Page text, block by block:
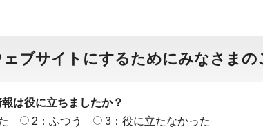
ェブサイトにするためにみなさま
は役に立ちましたか？
2：ふつう
3：役に立たなかった